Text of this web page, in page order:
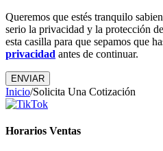
Queremos que estés tranquilo
serio la privacidad y la protección
esta casilla para que sepamos que
privacidad antes de continuar.
Inicio/Solicita Una Cotización
Horarios Ventas